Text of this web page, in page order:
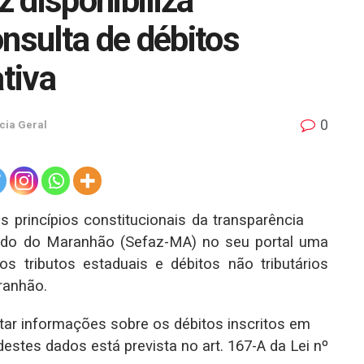
de débitos
Geral 0
princípios constitucionais da transparência
do Maranhão (Sefaz-MA) no seu portal uma
tributos estaduais e débitos não tributários
informações sobre os débitos inscritos em
dados está prevista no art. 167-A da Lei nº